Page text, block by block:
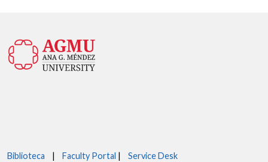
Biblioteca | Faculty Portal | Service Desk